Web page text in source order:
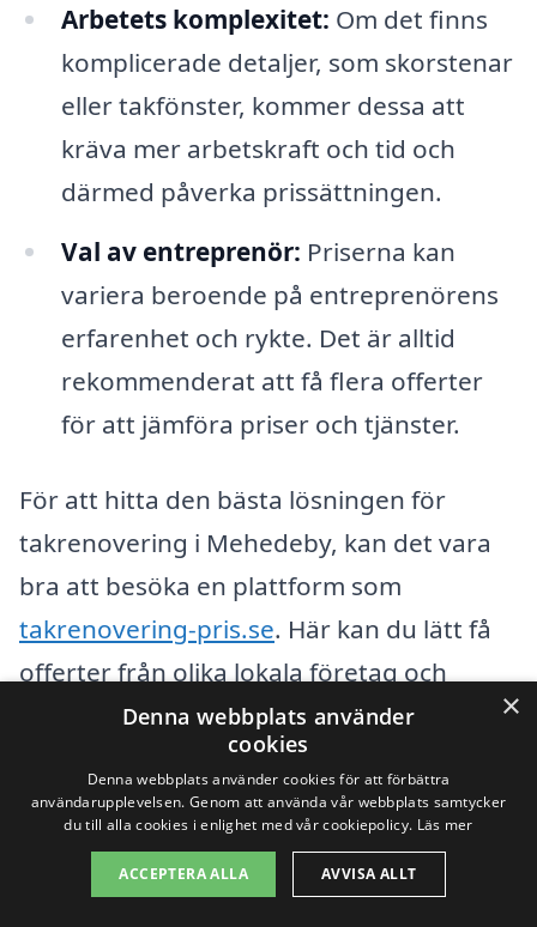
Arbetets komplexitet: Om det finns
komplicerade detaljer, som skorstenar
eller takfönster, kommer dessa att
kräva mer arbetskraft och tid och
därmed påverka prissättningen.
Val av entreprenör: Priserna kan
variera beroende på entreprenörens
erfarenhet och rykte. Det är alltid
rekommenderat att få flera offerter
för att jämföra priser och tjänster.
För att hitta den bästa lösningen för
takrenovering i Mehedeby, kan det vara
bra att besöka en plattform som
takrenovering-pris.se. Här kan du lätt få
offerter från olika lokala företag och
jämföra deras priser och tjänster. Genom
att göra detta kan du spara både tid och
pengar samtidigt som du säkerställer att
du får en kvalitativ renovering av ditt tak.
×
Denna webbplats använder
cookies
Denna webbplats använder cookies för att förbättra
användarupplevelsen. Genom att använda vår webbplats samtycker
du till alla cookies i enlighet med vår cookiepolicy. Läs mer
ACCEPTERA ALLA AVVISA ALLT